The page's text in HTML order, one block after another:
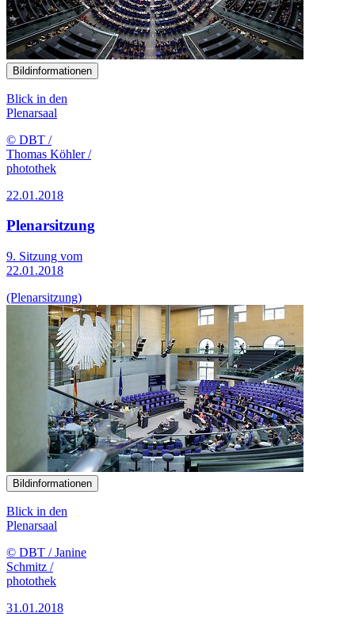
Bildinformationen
Blick in den
Plenarsaal
© DBT /
Thomas Köhler /
photothek
22.01.2018
Plenarsitzung
9. Sitzung vom
22.01.2018
(Plenarsitzung)
Bildinformationen
Blick in den
Plenarsaal
© DBT / Janine
Schmitz /
photothek
31.01.2018